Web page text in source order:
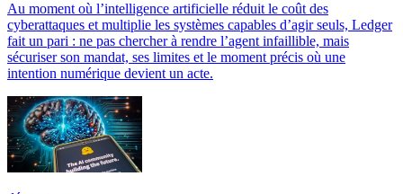
Au moment où l’intelligence artificielle réduit le coût des
cyberattaques et multiplie les systèmes capables d’agir seuls, Ledger
fait un pari : ne pas chercher à rendre l’agent infaillible, mais
sécuriser son mandat, ses limites et le moment précis où une
intention numérique devient un acte.